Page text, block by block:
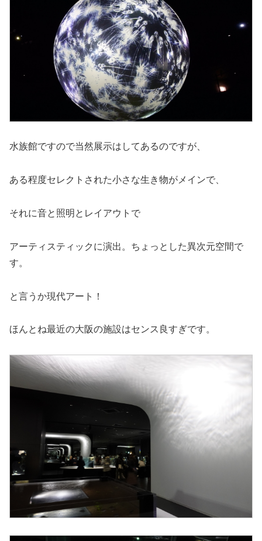
水族館ですので当然展示はしてあるのですが、
ある程度セレクトされた小さな生き物がメインで、
それに音と照明とレイアウトで
アーティスティックに演出。ちょっとした異次元空間で
す。
と言うか現代アート！
ほんとね最近の大阪の施設はセンス良すぎです。